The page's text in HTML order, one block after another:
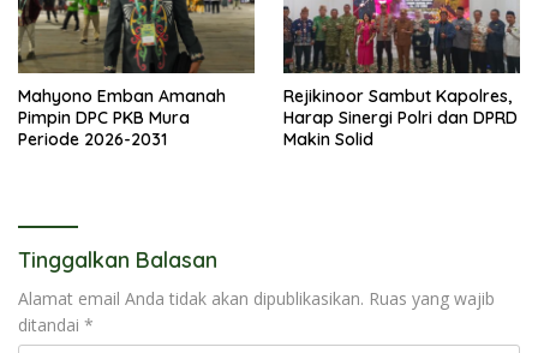
Mahyono Emban Amanah
Pimpin DPC PKB Mura
Periode 2026-2031
Rejikinoor Sambut Kapolres,
Harap Sinergi Polri dan DPRD
Makin Solid
Tinggalkan Balasan
Alamat email Anda tidak akan dipublikasikan. Ruas yang wajib
ditandai *